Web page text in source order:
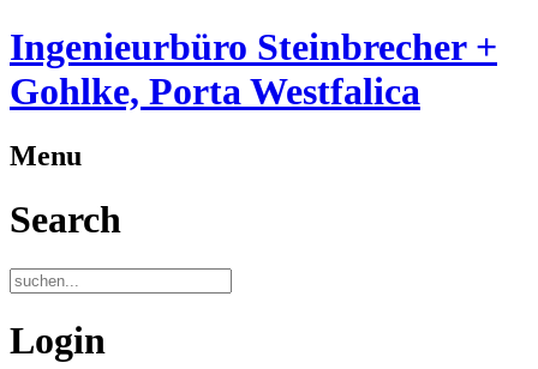
Ingenieurbüro Steinbrecher +
Gohlke, Porta Westfalica
Menu
Search
Login